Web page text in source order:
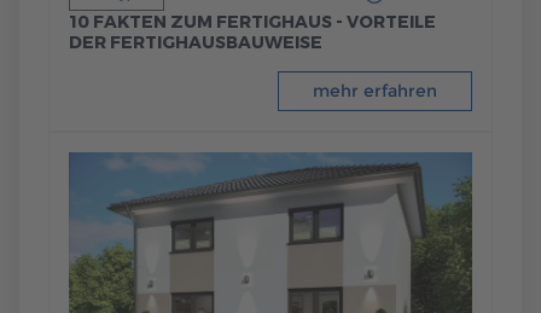
10 FAKTEN ZUM FERTIGHAUS - VORTEILE
DER FERTIGHAUSBAUWEISE
mehr erfahren